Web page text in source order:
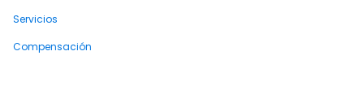
Servicios
Compensación